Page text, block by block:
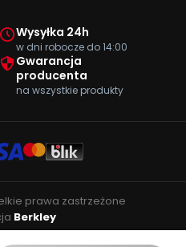
Wysyłka 24h
w dni robocze do 14:00
Gwarancja
producenta
na wszystkie produkty
prawa zastrzeżone
Berkley